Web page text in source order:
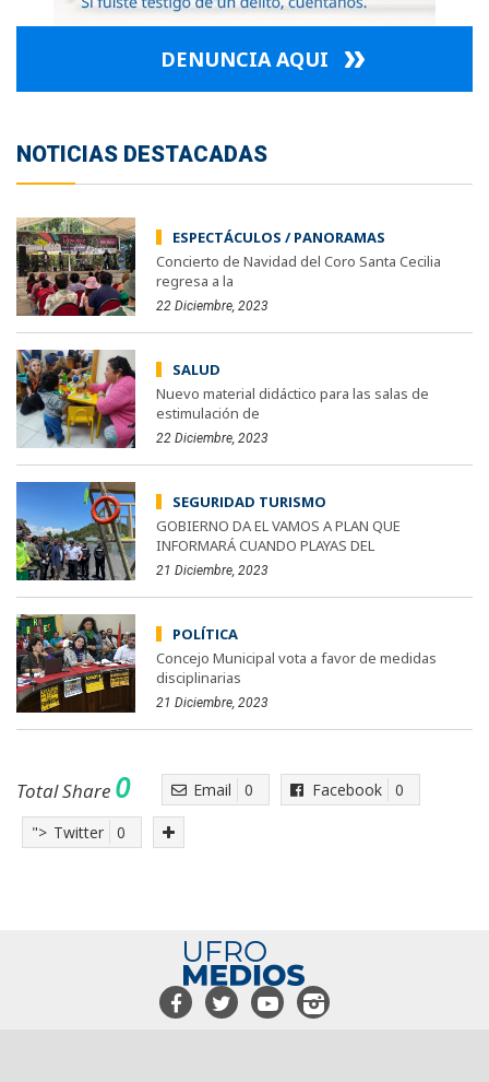
DENUNCIA AQUI
NOTICIAS DESTACADAS
ESPECTÁCULOS / PANORAMAS
Concierto de Navidad del Coro Santa Cecilia
regresa a la
22 Diciembre, 2023
SALUD
Nuevo material didáctico para las salas de
estimulación de
22 Diciembre, 2023
SEGURIDAD TURISMO
GOBIERNO DA EL VAMOS A PLAN QUE
INFORMARÁ CUANDO PLAYAS DEL
21 Diciembre, 2023
POLÍTICA
Concejo Municipal vota a favor de medidas
disciplinarias
21 Diciembre, 2023
Total Share 0 Email 0 Facebook 0
"> Twitter 0